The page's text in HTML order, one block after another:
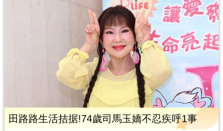
田路路生活拮据!74歲司馬玉嬌不忍疾呼1事